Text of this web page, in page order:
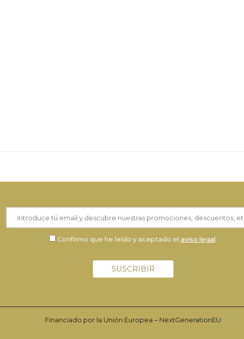
Confirmo que he leído y aceptado el aviso legal.
Financiado por la Unión Europea – NextGenerationEU